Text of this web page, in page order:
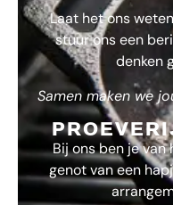
Laat het ons
stuur ons een
denken
Samen maken we
Bij ons ben je van
genot van een